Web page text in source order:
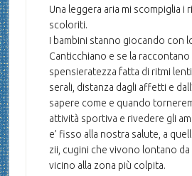
Una leggera aria mi scompiglia i
scoloriti.
I bambini stanno giocando con
Canticchiano e se la raccontano
spensieratezza fatta di ritmi
serali, distanza dagli affetti e
sapere come e quando
attività sportiva e rivedere gli
e’ fisso alla nostra salute, a
zii, cugini che vivono lontano
vicino alla zona più colpita.